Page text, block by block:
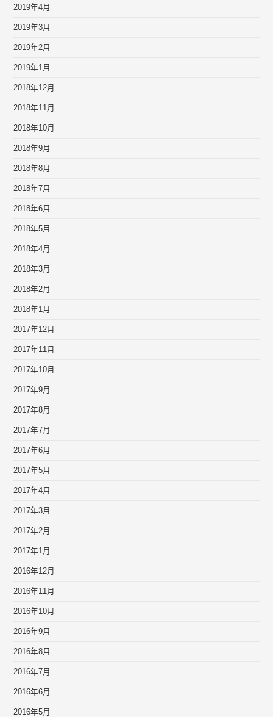
2019年4月
2019年3月
2019年2月
2019年1月
2018年12月
2018年11月
2018年10月
2018年9月
2018年8月
2018年7月
2018年6月
2018年5月
2018年4月
2018年3月
2018年2月
2018年1月
2017年12月
2017年11月
2017年10月
2017年9月
2017年8月
2017年7月
2017年6月
2017年5月
2017年4月
2017年3月
2017年2月
2017年1月
2016年12月
2016年11月
2016年10月
2016年9月
2016年8月
2016年7月
2016年6月
2016年5月